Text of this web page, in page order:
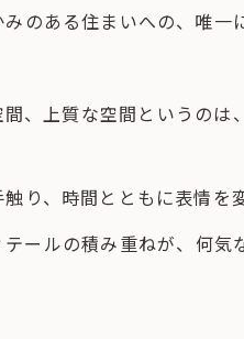
のある住まいへの、唯一
、上質な空間というの
り、時間とともに表情を
ールの積み重ねが、何